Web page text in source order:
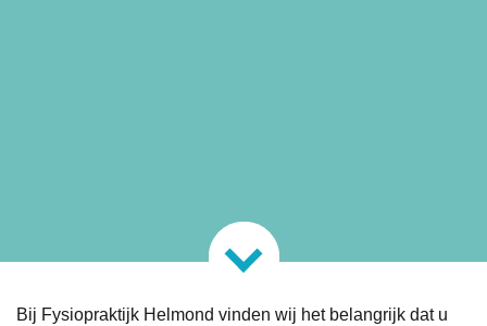
Bij Fysiopraktijk Helmond vinden wij het belangrijk dat u